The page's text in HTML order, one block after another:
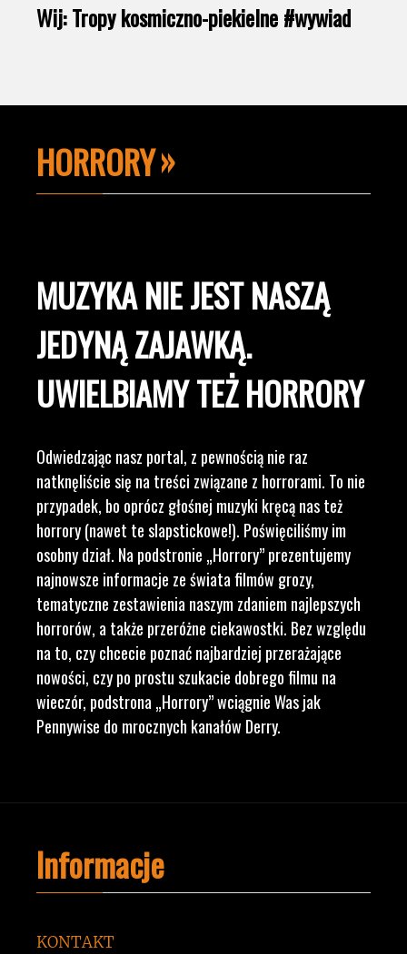
Wij: Tropy kosmiczno-piekielne #wywiad
HORRORY
MUZYKA NIE JEST NASZĄ
JEDYNĄ ZAJAWKĄ.
UWIELBIAMY TEŻ HORRORY
Odwiedzając nasz portal, z pewnością nie raz
natknęliście się na treści związane z horrorami. To nie
przypadek, bo oprócz głośnej muzyki kręcą nas też
horrory (nawet te slapstickowe!). Poświęciliśmy im
osobny dział. Na podstronie „Horrory” prezentujemy
najnowsze informacje ze świata filmów grozy,
tematyczne zestawienia naszym zdaniem najlepszych
horrorów, a także przeróżne ciekawostki. Bez względu
na to, czy chcecie poznać najbardziej przerażające
nowości, czy po prostu szukacie dobrego filmu na
wieczór, podstrona „Horrory” wciągnie Was jak
Pennywise do mrocznych kanałów Derry.
Informacje
KONTAKT